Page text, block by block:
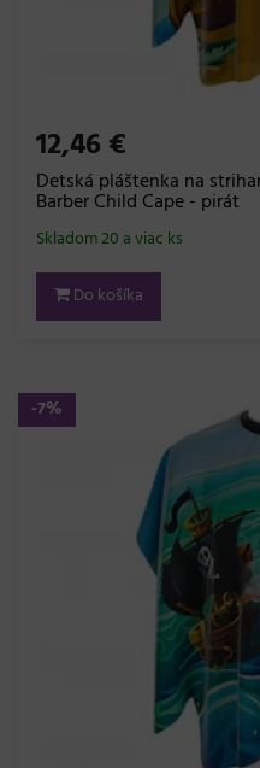
12,46 €
Detská pláštenka na
Barber Child Cape - pirát
Skladom 20 a viac ks
Do košíka
-7%